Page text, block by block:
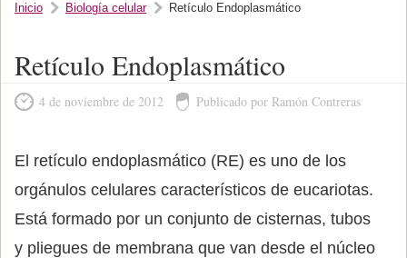
Inicio Biología celular Retículo Endoplasmático
Retículo Endoplasmático
4 de noviembre de 2012 Publicado por Ramón Contreras
El retículo endoplasmático (RE) es uno de los
orgánulos celulares característicos de eucariotas.
Está formado por un conjunto de cisternas, tubos
y pliegues de membrana que van desde el núcleo